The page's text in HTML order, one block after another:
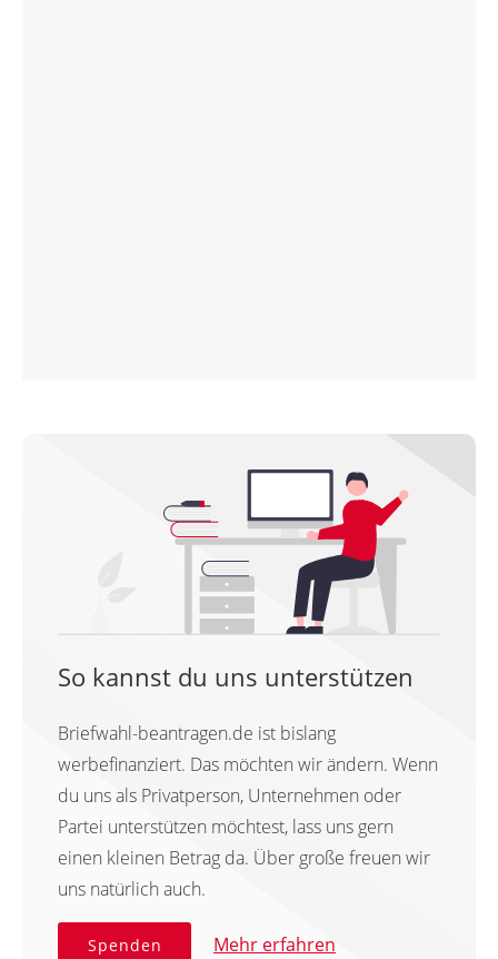
So kannst du uns unterstützen
Briefwahl-beantragen.de ist bislang
werbefinanziert. Das möchten wir ändern. Wenn
du uns als Privatperson, Unternehmen oder
Partei unterstützen möchtest, lass uns gern
einen kleinen Betrag da. Über große freuen wir
uns natürlich auch.
Spenden Mehr erfahren